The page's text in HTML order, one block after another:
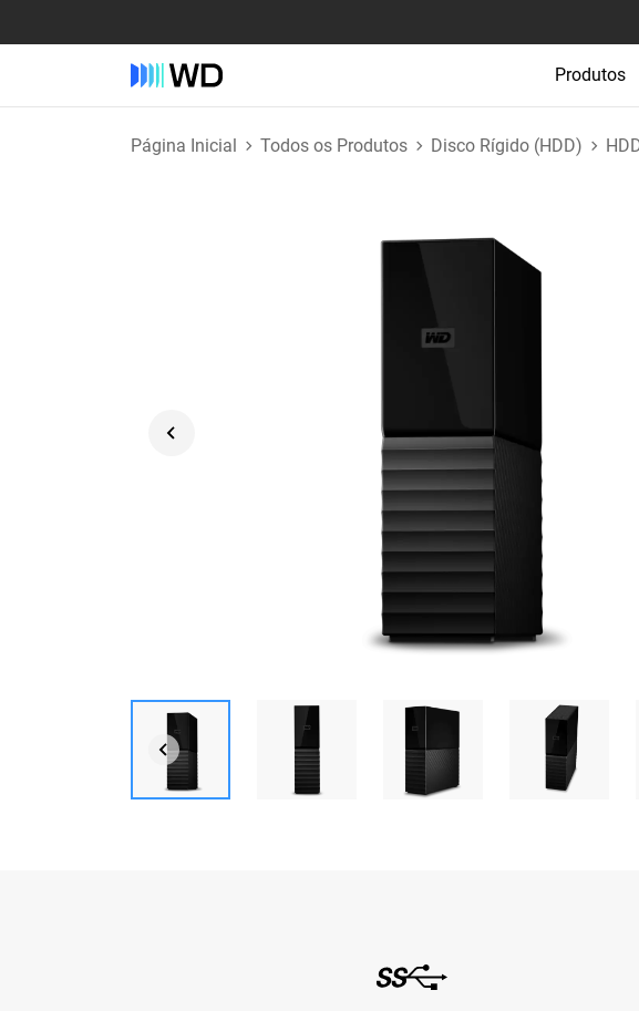
Produtos
Página Inicial Todos os Produtos Disco Rígido (HDD)